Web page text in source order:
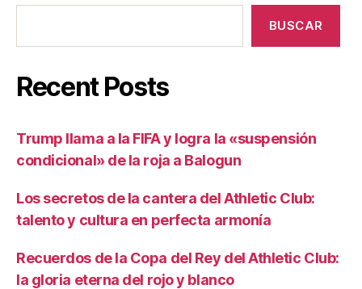
BUSCAR
Recent Posts
Trump llama a la FIFA y logra la «suspensión
condicional» de la roja a Balogun
Los secretos de la cantera del Athletic Club:
talento y cultura en perfecta armonía
Recuerdos de la Copa del Rey del Athletic Club:
la gloria eterna del rojo y blanco